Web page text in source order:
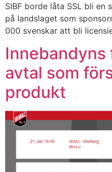
SIBF borde låta SSL bli
på landslaget som
000 svenskar att bli
avtal som
produkt